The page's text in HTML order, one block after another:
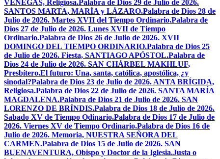
VENEGAS, Religiosa.Palabra de Dios 29 de Julio de 2026.
SANTOS MARTA, MARÍA y LÁZARO.Palabra de Dios 28 de
Julio de 2026. Martes XVII del Tiempo Ordinario.Palabra de
Dios 27 de Julio de 2026. Lunes XVII de Tiempo
Ordinario.Palabra de Dios 26 de Julio de 2026. XVII
DOMINGO DEL TIEMPO ORDINARIO.Palabra de Dios 25
de Julio de 2026. Fiesta, SANTIAGO APÓSTOL.Palabra de
Dios 24 de Julio de 2026. SAN CHÁRBEL MAKHLUF,
Presbítero.El futuro: Una, santa, católica, apostólica, ¿y
sinodal?Palabra de Dios 23 de Julio de 2026. ANTA BRÍGIDA,
Religiosa.Palabra de Dios 22 de Julio de 2026. SANTA MARÍA
MAGDALENA.Palabra de Dios 21 de Julio de 2026. SAN
LORENZO DE BRÍNDIS.Palabra de Dios 18 de Julio de 2026.
Sabado XV de Tiempo Odinario.Palabra de Dios 17 de Julio de
2026. Viernes XV de Tiempo Ordinario.Palabra de Dios 16 de
Julio de 2026. Memoria, NUESTRA SEÑORA DEL
CARMEN.Palabra de Dios 15 de Julio de 2026. SAN
BUENAVENTURA, Obispo y Doctor de la Iglesia.Justa o